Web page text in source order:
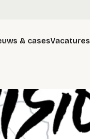
& casesVacatures